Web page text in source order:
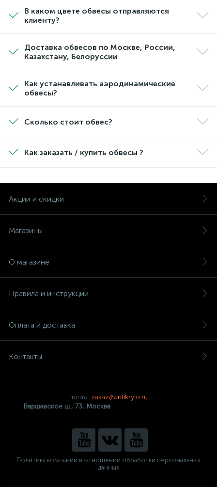
В каком цвете обвесы отправляются
клиенту?
Доставка обвесов по Москве, России,
Казахстану, Белоруссии
Как устанавливать аэродинамические
обвесы?
Сколько стоит обвес?
Как заказать / купить обвесы ?
Акции и скидки
Магазины
О магазине
Правила и инструкции
Оплата и доставка
Контакты
почта: zakaz@antikrylo.ru
Варшавское ш., 73, Москва
Политика компании в отношении обработки персональных
данных